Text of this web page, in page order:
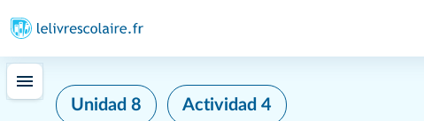
Unidad 8 Actividad 4